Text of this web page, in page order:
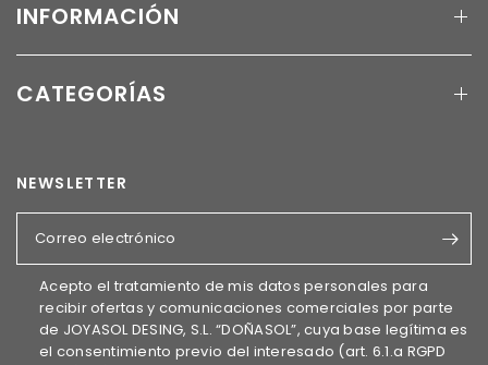
INFORMACIÓN
CATEGORÍAS
NEWSLETTER
Correo electrónico
Acepto el tratamiento de mis datos personales para
recibir ofertas y comunicaciones comerciales por parte
de JOYASOL DESING, S.L. “DOÑASOL”, cuya base legítima es
el consentimiento previo del interesado (art. 6.1.a RGPD